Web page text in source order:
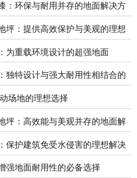
：环保与耐用并存的地面解决方
坪：提供高效保护与美观的理想
为重载环境设计的超强地面
独特设计与强大耐用性相结合的
场地的理想选择
坪：高效能与美观并存的地面解
保护建筑免受水侵害的理想解决
强地面耐用性的必备选择